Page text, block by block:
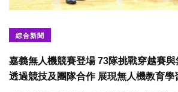
綜合新聞
嘉義無人機競賽登場 73隊挑戰穿越賽
透過競技及團隊合作 展現無人機教育學